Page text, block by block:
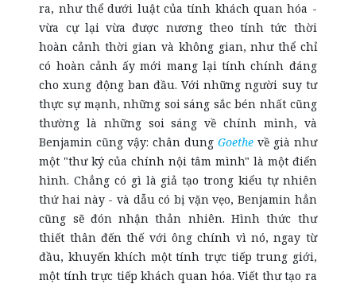
ra, như thể dưới luật của tính khách quan hóa -
vừa cự lại vừa được nương theo tính tức thời
hoàn cảnh thời gian và không gian, như thể chỉ
có hoàn cảnh ấy mới mang lại tính chính đáng
cho xung động ban đầu. Với những người suy tư
thực sự mạnh, những soi sáng sắc bén nhất cũng
thường là những soi sáng về chính mình, và
Benjamin cũng vậy: chân dung Goethevề già như
một "thư ký của chính nội tâm mình" là một điển
hình. Chẳng có gì là giả tạo trong kiểu tự nhiên
thứ hai này - và dẫu có bị vặn vẹo, Benjamin hẳn
cũng sẽ đón nhận thản nhiên. Hình thức thư
thiết thân đến thế với ông chính vì nó, ngay từ
đầu, khuyến khích một tính trực tiếp trung giới,
một tính trực tiếp khách quan hóa. Viết thư tạo ra